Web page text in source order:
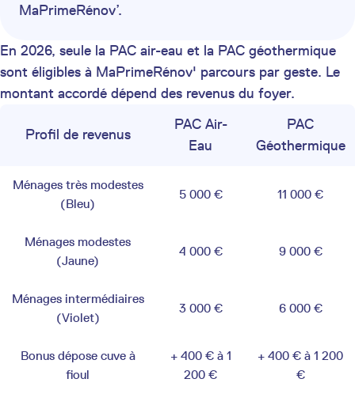
MaPrimeRénov’.
En 2026, seule la PAC air-eau et la PAC géothermique
sont éligibles à MaPrimeRénov' parcours par geste. Le
montant accordé dépend des revenus du foyer.
Profil de revenus
PAC Air-
Eau
PAC
Géothermique
Ménages très modestes
(Bleu)
5 000 € 11 000 €
Ménages modestes
(Jaune)
4 000 € 9 000 €
Ménages intermédiaires
(Violet)
3 000 € 6 000 €
Bonus dépose cuve à
fioul
+ 400 € à 1
200 €
+ 400 € à 1 200
€